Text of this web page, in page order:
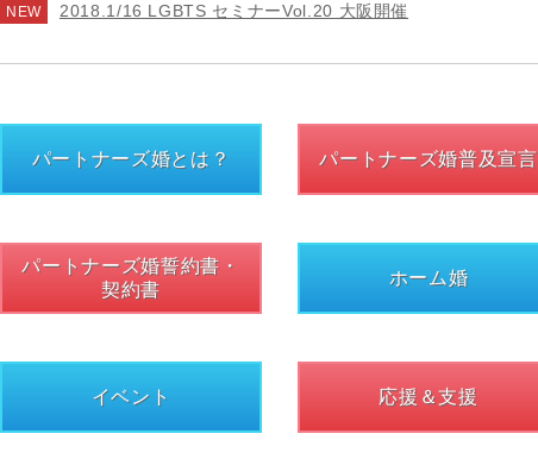
NEW 2018.1/16 LGBTS セミナーVol.20 大阪開催
パートナーズ婚とは？ パートナーズ婚普及宣言
パートナーズ婚誓約書・
契約書
ホーム婚
イベント 応援＆支援